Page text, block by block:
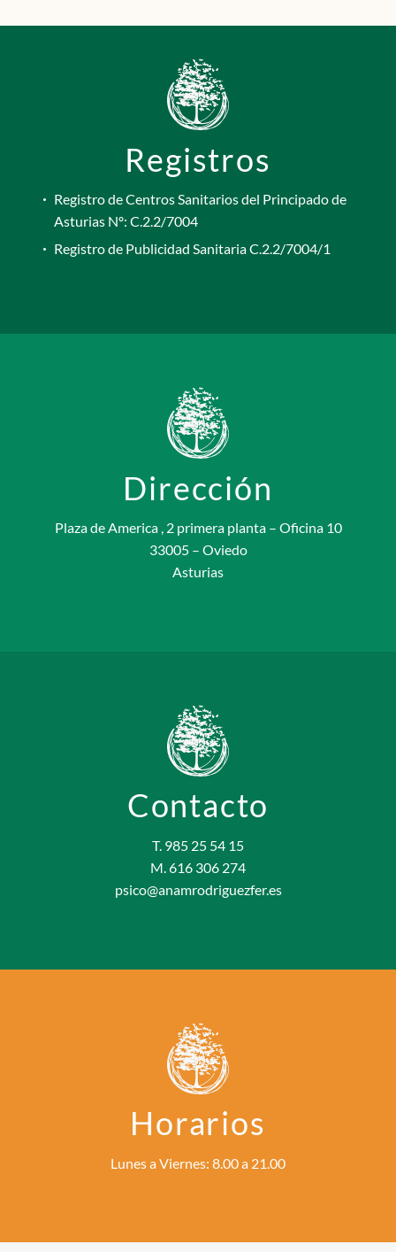
Registros
Registro de Centros Sanitarios del Principado de
Asturias Nº: C.2.2/7004
Registro de Publicidad Sanitaria C.2.2/7004/1
Dirección
Plaza de America , 2 primera planta – Oficina 10
33005 – Oviedo
Asturias
Contacto
T. 985 25 54 15
M. 616 306 274
psico@anamrodriguezfer.es
Horarios
Lunes a Viernes: 8.00 a 21.00